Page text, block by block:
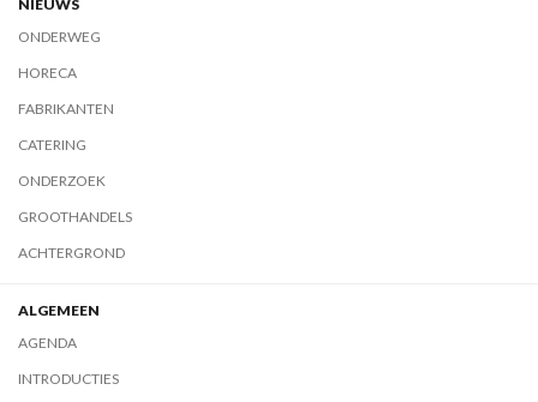
NIEUWS
ONDERWEG
HORECA
FABRIKANTEN
CATERING
ONDERZOEK
GROOTHANDELS
ACHTERGROND
ALGEMEEN
AGENDA
INTRODUCTIES